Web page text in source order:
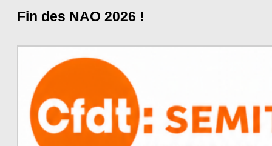
Fin des NAO 2026 !